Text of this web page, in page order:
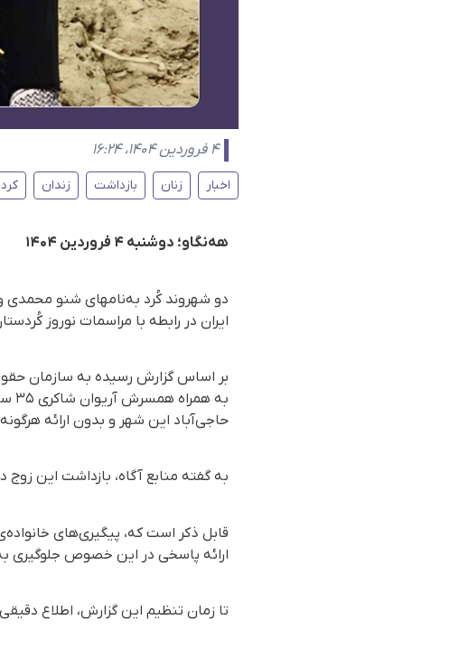
۴ فروردین ۱۴۰۴، ۱۶:۲۴
اخبار زنان بازداشت زندان
هەنگاو؛ دوشنبه ۴ فروردین ۱۴۰۴
دو شهروند کُرد به‌نامهای شنو
ایران در رابطه با مراسمات نوروز
حاجی‌آباد این شهر و بدون ارائه
به گفته منابع آگاه، بازداشت این
قابل ذکر است که، پیگیری‌های
ارائه پاسخی در این خصوص جلوگیری
تا زمان تنظیم این گزارش، اطلاع